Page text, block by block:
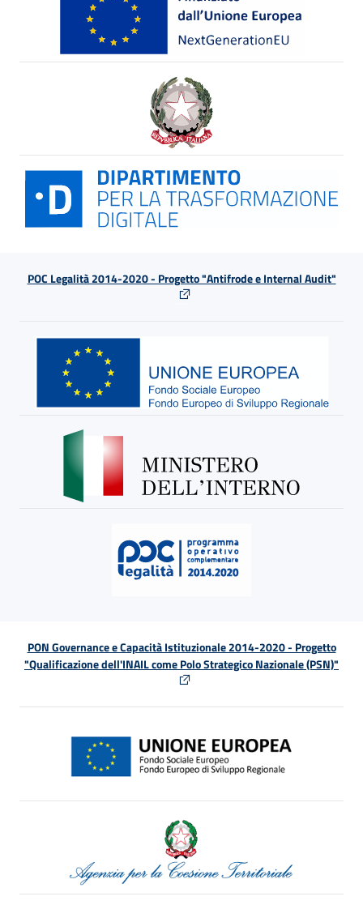
POC Legalità 2014-2020 - Progetto "Antifrode e Internal Audit"
PON Governance e Capacità Istituzionale 2014-2020 - Progetto
"Qualificazione dell'INAIL come Polo Strategico Nazionale (PSN)"